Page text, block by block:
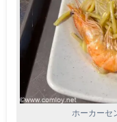
ホーカーセ